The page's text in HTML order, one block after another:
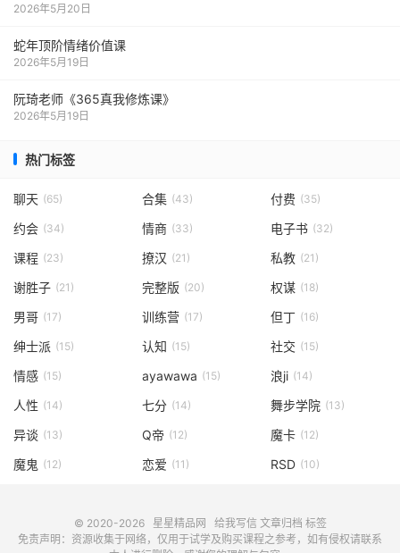
2026年5月20日
蛇年顶阶情绪价值课
2026年5月19日
阮琦老师《365真我修炼课》
2026年5月19日
热门标签
聊天 (65) 合集 (43) 付费 (35)
约会 (34) 情商 (33) 电子书 (32)
课程 (23) 撩汉 (21) 私教 (21)
谢胜子 (21) 完整版 (20) 权谋 (18)
男哥 (17) 训练营 (17) 但丁 (16)
绅士派 (15) 认知 (15) 社交 (15)
情感 (15) ayawawa (15) 浪ji (14)
人性 (14) 七分 (14) 舞步学院 (13)
异谈 (13) Q帝 (12) 魔卡 (12)
魔鬼 (12) 恋爱 (11) RSD (10)
© 2020-2026 星星精品网 给我写信 文章归档 标签
免责声明：资源收集于网络，仅用于试学及购买课程之参考，如有侵权请联系